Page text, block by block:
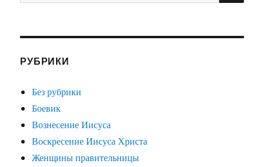
РУБРИКИ
Без рубрики
Боевик
Вознесение Иисуса
Воскресение Иисуса Христа
Женщины правительницы